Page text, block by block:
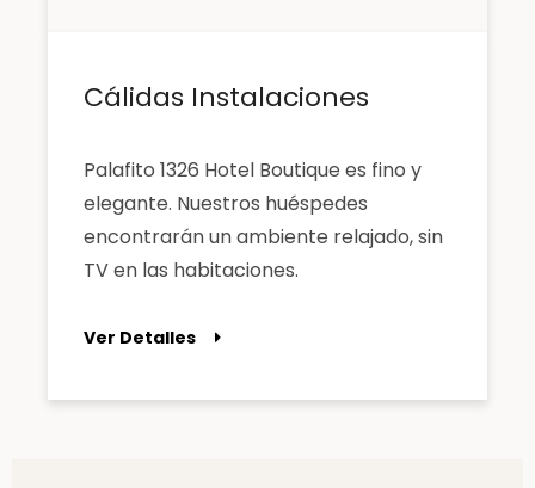
Cálidas Instalaciones
Palafito 1326 Hotel Boutique es fino y
elegante. Nuestros huéspedes
encontrarán un ambiente relajado, sin
TV en las habitaciones.
Ver Detalles